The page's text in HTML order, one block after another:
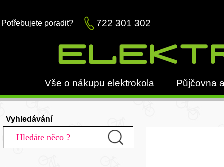
Potřebujete poradit? 722 301 302
Vše o nákupu elektrokola Půjčovna
Vyhledávání